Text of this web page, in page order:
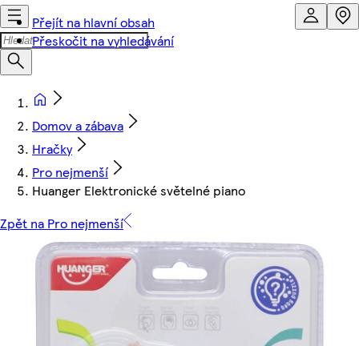
Přejít na hlavní obsah
Přeskočit na vyhledávání
Domov a zábava
Hračky
Pro nejmenší
Huanger Elektronické světelné piano
Zpět na Pro nejmenší